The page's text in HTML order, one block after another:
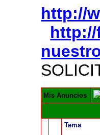
http://
Mis Anuncios
Tema